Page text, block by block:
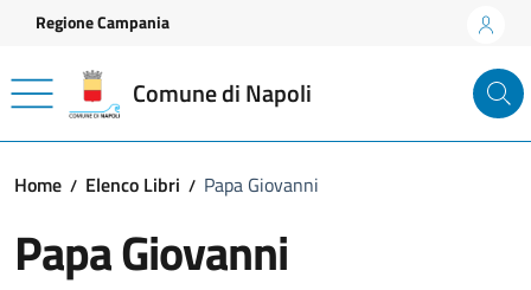
Vai ai contenuti
Vai al footer
Regione Campania
Comune di Napoli
Home Elenco Libri Papa Giovanni
Papa Giovanni